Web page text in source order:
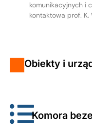
komunikacyjnych i
kontaktowa prof. K.
Obiekty i
Komora